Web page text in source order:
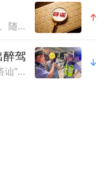
病房。护理团队
个性化的护理方
征、耳部恢复情
杜绝二次造谣！网络“跟风评论、随意脑补”素养课
驾
男子围观交警处理事故，主动搭讪“你们查酒驾吗？我喝了瓶啤酒怕死了”，被当场查出醉驾